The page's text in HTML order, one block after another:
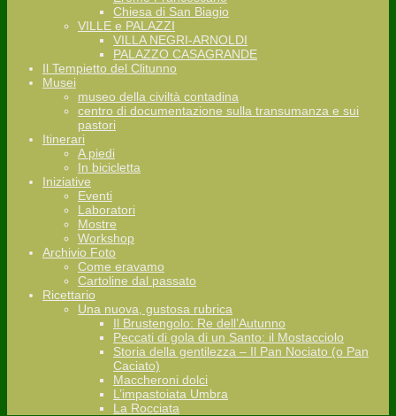
Chiesa di San Biagio
VILLE e PALAZZI
VILLA NEGRI-ARNOLDI
PALAZZO CASAGRANDE
Il Tempietto del Clitunno
Musei
museo della civiltà contadina
centro di documentazione sulla transumanza e sui
pastori
Itinerari
A piedi
In bicicletta
Iniziative
Eventi
Laboratori
Mostre
Workshop
Archivio Foto
Come eravamo
Cartoline dal passato
Ricettario
Una nuova, gustosa rubrica
Il Brustengolo: Re dell’Autunno
Peccati di gola di un Santo: il Mostacciolo
Storia della gentilezza – Il Pan Nociato (o Pan
Caciato)
Maccheroni dolci
L’impastoiata Umbra
La Rocciata